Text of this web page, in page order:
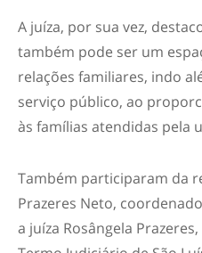
A juíza, por sua vez,
também pode ser um
relações familiares, indo
serviço público, ao
às famílias atendidas pela
Também participaram da
Prazeres Neto,
a juíza Rosângela